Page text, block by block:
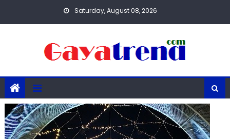
Saturday, August 08, 2026